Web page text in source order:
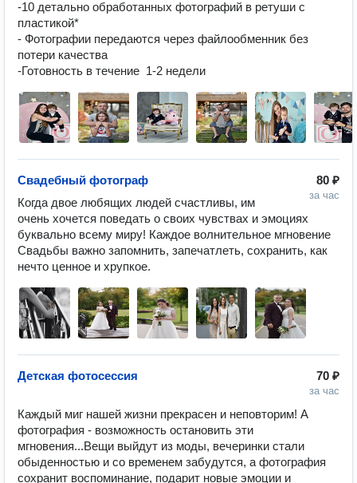
-10 детально обработанных фотографий в ретуши с
пластикой*
- Фотографии передаются через файлообменник без
потери качества
-Готовность в течение  1-2 недели
80 ₽
за час
Свадебный фотограф
Когда двое любящих людей счастливы, им
очень хочется поведать о своих чувствах и эмоциях
буквально всему миру! Каждое волнительное мгновение
Свадьбы важно запомнить, запечатлеть, сохранить, как
нечто ценное и хрупкое.
70 ₽
за час
Детская фотосессия
Каждый миг нашей жизни прекрасен и неповторим! А
фотография - возможность остановить эти
мгновения...Вещи выйдут из моды, вечеринки стали
обыденностью и со временем забудутся, а фотография
сохранит воспоминание, подарит новые эмоции и